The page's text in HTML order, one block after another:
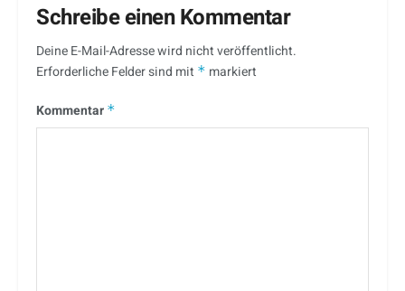
Schreibe einen Kommentar
Deine E-Mail-Adresse wird nicht veröffentlicht.
Erforderliche Felder sind mit * markiert
Kommentar *